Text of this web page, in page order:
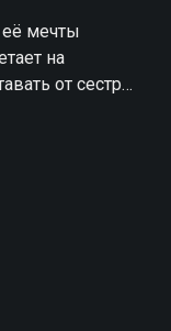
её мечты
на
от сестры,
до